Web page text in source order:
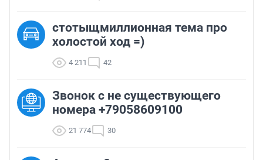
стотыщмиллионная тема про
холостой ход =)
4 211 42
Звонок с не существующего
номера +79058609100
21 774 30